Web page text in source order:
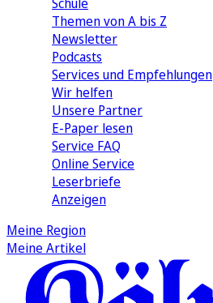
Themen von A bis Z
Newsletter
Podcasts
Services und Empfehlungen
Wir helfen
Unsere Partner
E-Paper lesen
Service FAQ
Online Service
Leserbriefe
Anzeigen
Meine Region
Meine Artikel